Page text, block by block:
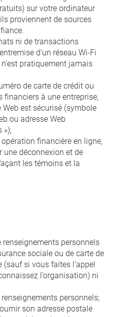
sur votre ordinateur
proviennent de sources
ni de transactions
d’un réseau Wi-Fi
pratiquement jamais
de carte de crédit ou
financiers à une entreprise,
est sécurisé (symbole
ou adresse Web
»);
financière en ligne,
une déconnexion et de
les témoins et la
personnels
sociale ou de carte de
(sauf si vous faites l’appel
l’organisation) ni
personnels;
son adresse postale